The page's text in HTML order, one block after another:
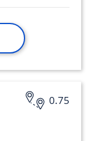
0.75